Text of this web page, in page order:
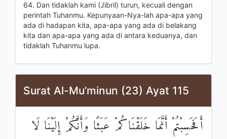
64. Dan tidaklah kami (Jibril) turun, kecuali dengan
perintah Tuhanmu. Kepunyaan-Nya-lah apa-apa yang
ada di hadapan kita, apa-apa yang ada di belakang
kita dan apa-apa yang ada di antara keduanya, dan
tidaklah Tuhanmu lupa.
Surat Al-Mu’minun (23) Ayat 115
أَفَحَسِبْتُمْ أَنَّمَا خَلَقْنَاكُمْ عَبَثًا وَأَنَّكُمْ إِلَيْنَا لَا